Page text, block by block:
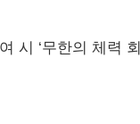
시 ‘무한의 체력 회